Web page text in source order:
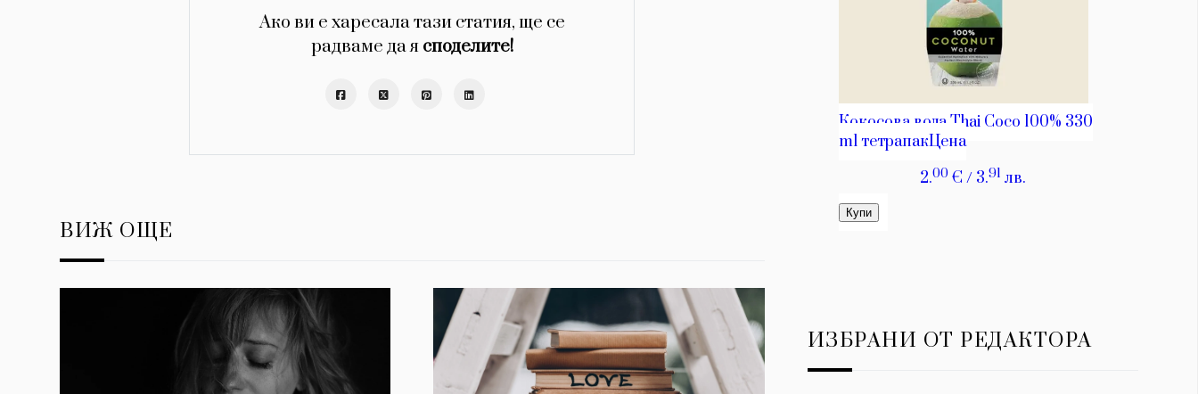
Ако ви е харесала тази статия, ще се
радваме да я споделите!
ВИЖ ОЩЕ
ИЗБРАНИ ОТ РЕДАКТОРА